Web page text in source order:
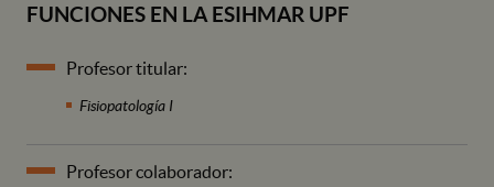
FUNCIONES EN LA ESIHMAR UPF
Profesor titular:
Fisiopatología I
Profesor colaborador: